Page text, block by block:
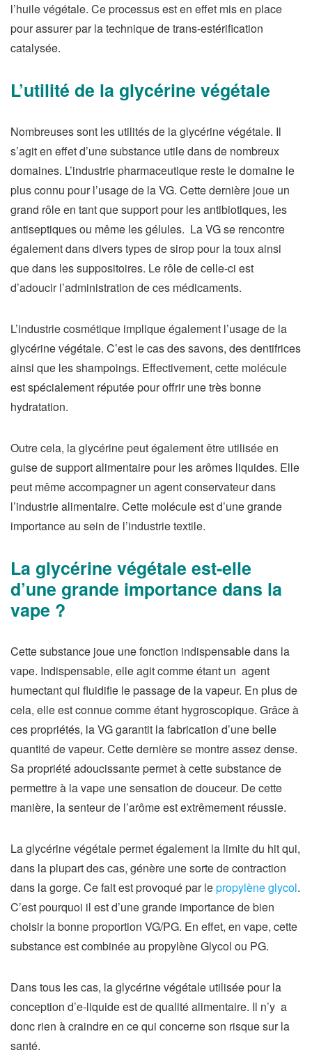
l’huile végétale. Ce processus est en effet mis en place
pour assurer par la technique de trans-estérification
catalysée.
L’utilité de la glycérine végétale
Nombreuses sont les utilités de la glycérine végétale. Il
s’agit en effet d’une substance utile dans de nombreux
domaines. L’industrie pharmaceutique reste le domaine le
plus connu pour l’usage de la VG. Cette dernière joue un
grand rôle en tant que support pour les antibiotiques, les
antiseptiques ou même les gélules. La VG se rencontre
également dans divers types de sirop pour la toux ainsi
que dans les suppositoires. Le rôle de celle-ci est
d’adoucir l’administration de ces médicaments.
L’industrie cosmétique implique également l’usage de la
glycérine végétale. C’est le cas des savons, des dentifrices
ainsi que les shampoings. Effectivement, cette molécule
est spécialement réputée pour offrir une très bonne
hydratation.
Outre cela, la glycérine peut également être utilisée en
guise de support alimentaire pour les arômes liquides. Elle
peut même accompagner un agent conservateur dans
l’industrie alimentaire. Cette molécule est d’une grande
importance au sein de l’industrie textile.
La glycérine végétale est-elle
d’une grande importance dans la
vape ?
Cette substance joue une fonction indispensable dans la
vape. Indispensable, elle agit comme étant un agent
humectant qui fluidifie le passage de la vapeur. En plus de
cela, elle est connue comme étant hygroscopique. Grâce à
ces propriétés, la VG garantit la fabrication d’une belle
quantité de vapeur. Cette dernière se montre assez dense.
Sa propriété adoucissante permet à cette substance de
permettre à la vape une sensation de douceur. De cette
manière, la senteur de l’arôme est extrêmement réussie.
La glycérine végétale permet également la limite du hit qui,
dans la plupart des cas, génère une sorte de contraction
dans la gorge. Ce fait est provoqué par lepropylène glycol.
C’est pourquoi il est d’une grande importance de bien
choisir la bonne proportion VG/PG. En effet, en vape, cette
substance est combinée au propylène Glycol ou PG.
Dans tous les cas, la glycérine végétale utilisée pour la
conception d’e-liquide est de qualité alimentaire. Il n’y a
donc rien à craindre en ce qui concerne son risque sur la
santé.